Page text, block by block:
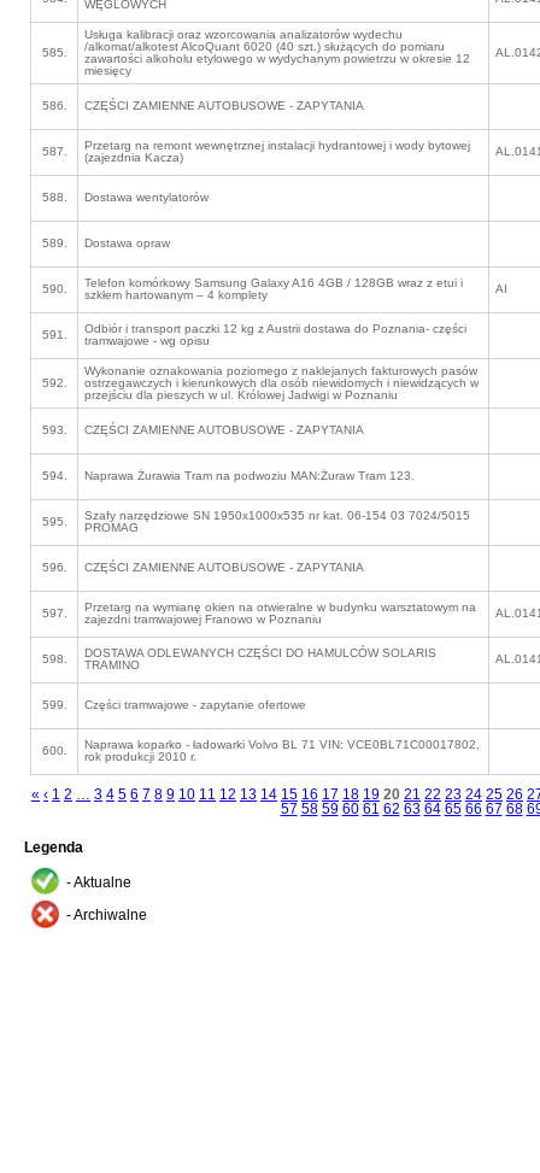
WĘGLOWYCH
585.
Usługa kalibracji oraz wzorcowania analizatorów wydechu
/alkomat/alkotest AlcoQuant 6020 (40 szt.) służących do pomiaru
zawartości alkoholu etylowego w wydychanym powietrzu w okresie 12
miesięcy
586. CZĘŚCI ZAMIENNE AUTOBUSOWE - ZAPYTANIA
587.
Przetarg na remont wewnętrznej instalacji hydrantowej i wody bytowej
(zajezdnia Kacza)
588. Dostawa wentylatorów
589. Dostawa opraw
590.
Telefon komórkowy Samsung Galaxy A16 4GB / 128GB wraz z etui i
szkłem hartowanym – 4 komplety
AI
591.
Odbiór i transport paczki 12 kg z Austrii dostawa do Poznania- części
tramwajowe - wg opisu
592.
Wykonanie oznakowania poziomego z naklejanych fakturowych pasów
ostrzegawczych i kierunkowych dla osób niewidomych i niewidzących w
przejściu dla pieszych w ul. Królowej Jadwigi w Poznaniu
593. CZĘŚCI ZAMIENNE AUTOBUSOWE - ZAPYTANIA
594. Naprawa Żurawia Tram na podwoziu MAN:Żuraw Tram 123.
595.
Szafy narzędziowe SN 1950x1000x535 nr kat. 06-154 03 7024/5015
PROMAG
596. CZĘŚCI ZAMIENNE AUTOBUSOWE - ZAPYTANIA
597.
Przetarg na wymianę okien na otwieralne w budynku warsztatowym na
zajezdni tramwajowej Franowo w Poznaniu
598.
DOSTAWA ODLEWANYCH CZĘŚCI DO HAMULCÓW SOLARIS
TRAMINO
599. Części tramwajowe - zapytanie ofertowe
600.
Naprawa koparko - ładowarki Volvo BL 71 VIN: VCE0BL71C00017802,
rok produkcji 2010 r.
« ‹ 1 2 … 3 4 5 6 7 8 9 10 11 12 13 14 15 16 17 18 19 20 21 22 23 24 25 26
57 58 59 60 61 62 63 64 65 66 67 68
Legenda
- Aktualne
- Archiwalne